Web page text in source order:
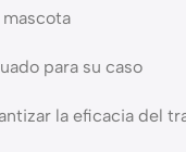
para su caso
la eficacia del